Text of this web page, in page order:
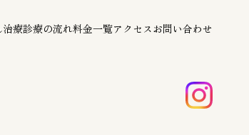
治療診療の流れ料金一覧アクセスお問い合わせ